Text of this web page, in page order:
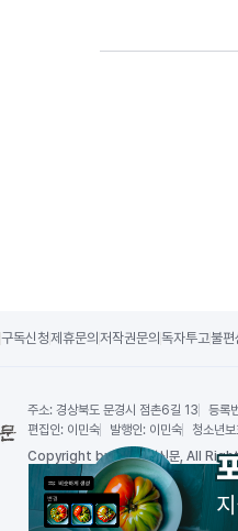
구독신청제휴문의 저작권문의 독자투고불편
주소: 경상북도 문경시 점촌6길 13 등록
편집인: 이민숙 발행인: 이민숙 청소년
Copyright by 문경매일신문, All